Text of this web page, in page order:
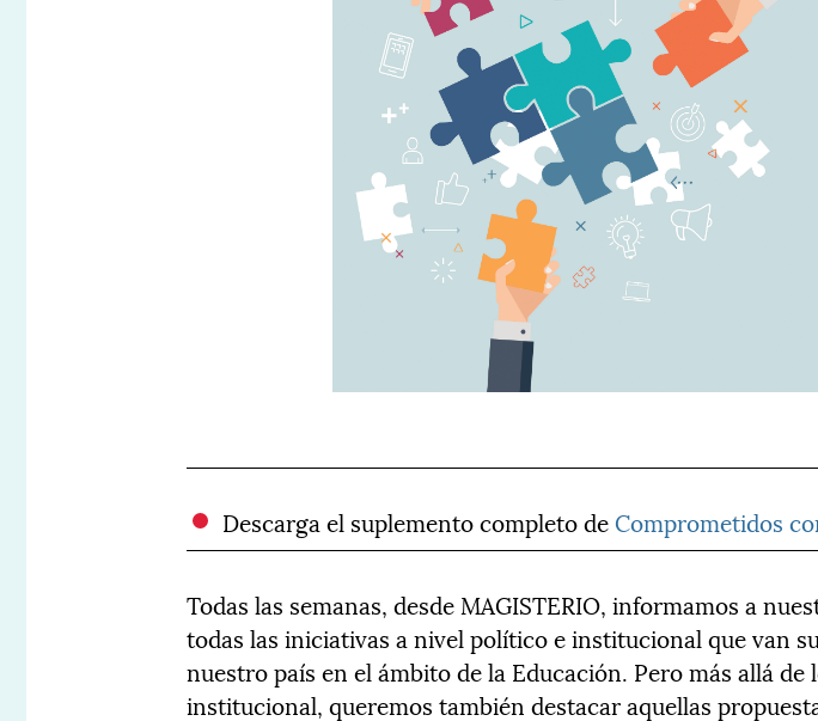
Descarga el suplemento completo de Comprometidos
Todas las semanas, desde MAGISTERIO, informamos a
todas las iniciativas a nivel político e institucional que van
nuestro país en el ámbito de la Educación. Pero más allá de
institucional, queremos también destacar aquellas